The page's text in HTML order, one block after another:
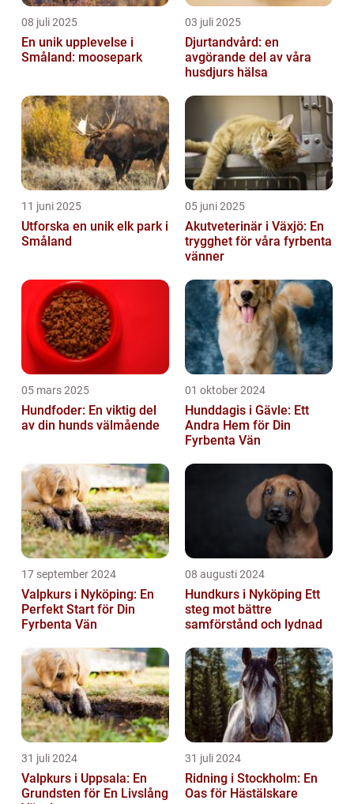
08 juli 2025
En unik upplevelse i
Småland: moosepark
03 juli 2025
Djurtandvård: en
avgörande del av våra
husdjurs hälsa
11 juni 2025
Utforska en unik elk park i
Småland
05 juni 2025
Akutveterinär i Växjö: En
trygghet för våra fyrbenta
vänner
05 mars 2025
Hundfoder: En viktig del
av din hunds välmående
01 oktober 2024
Hunddagis i Gävle: Ett
Andra Hem för Din
Fyrbenta Vän
17 september 2024
Valpkurs i Nyköping: En
Perfekt Start för Din
Fyrbenta Vän
08 augusti 2024
Hundkurs i Nyköping Ett
steg mot bättre
samförstånd och lydnad
31 juli 2024
Valpkurs i Uppsala: En
Grundsten för En Livslång
31 juli 2024
Ridning i Stockholm: En
Oas för Hästälskare